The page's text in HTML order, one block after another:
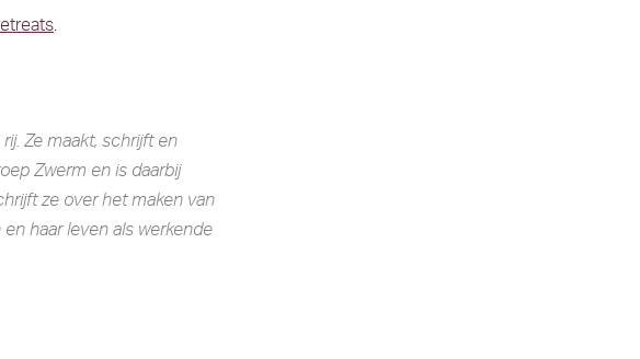
.
Ze maakt, schrijft en
Zwerm en is daarbij
ze over het maken van
haar leven als werkende